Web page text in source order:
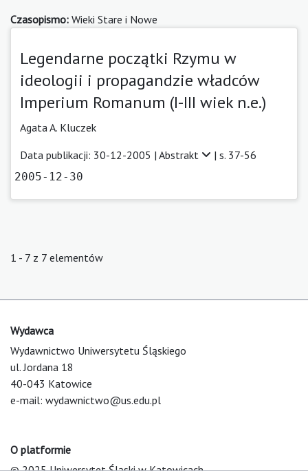
Czasopismo: Wieki Stare i Nowe
Legendarne początki Rzymu w
ideologii i propagandzie władców
Imperium Romanum (I-III wiek n.e.)
Agata A. Kluczek
Data publikacji: 30-12-2005 | Abstrakt | s. 37-56
2005-12-30
1 - 7 z 7 elementów
Wydawca
Wydawnictwo Uniwersytetu Śląskiego
ul. Jordana 18
40-043 Katowice
e-mail: wydawnictwo@us.edu.pl
O platformie